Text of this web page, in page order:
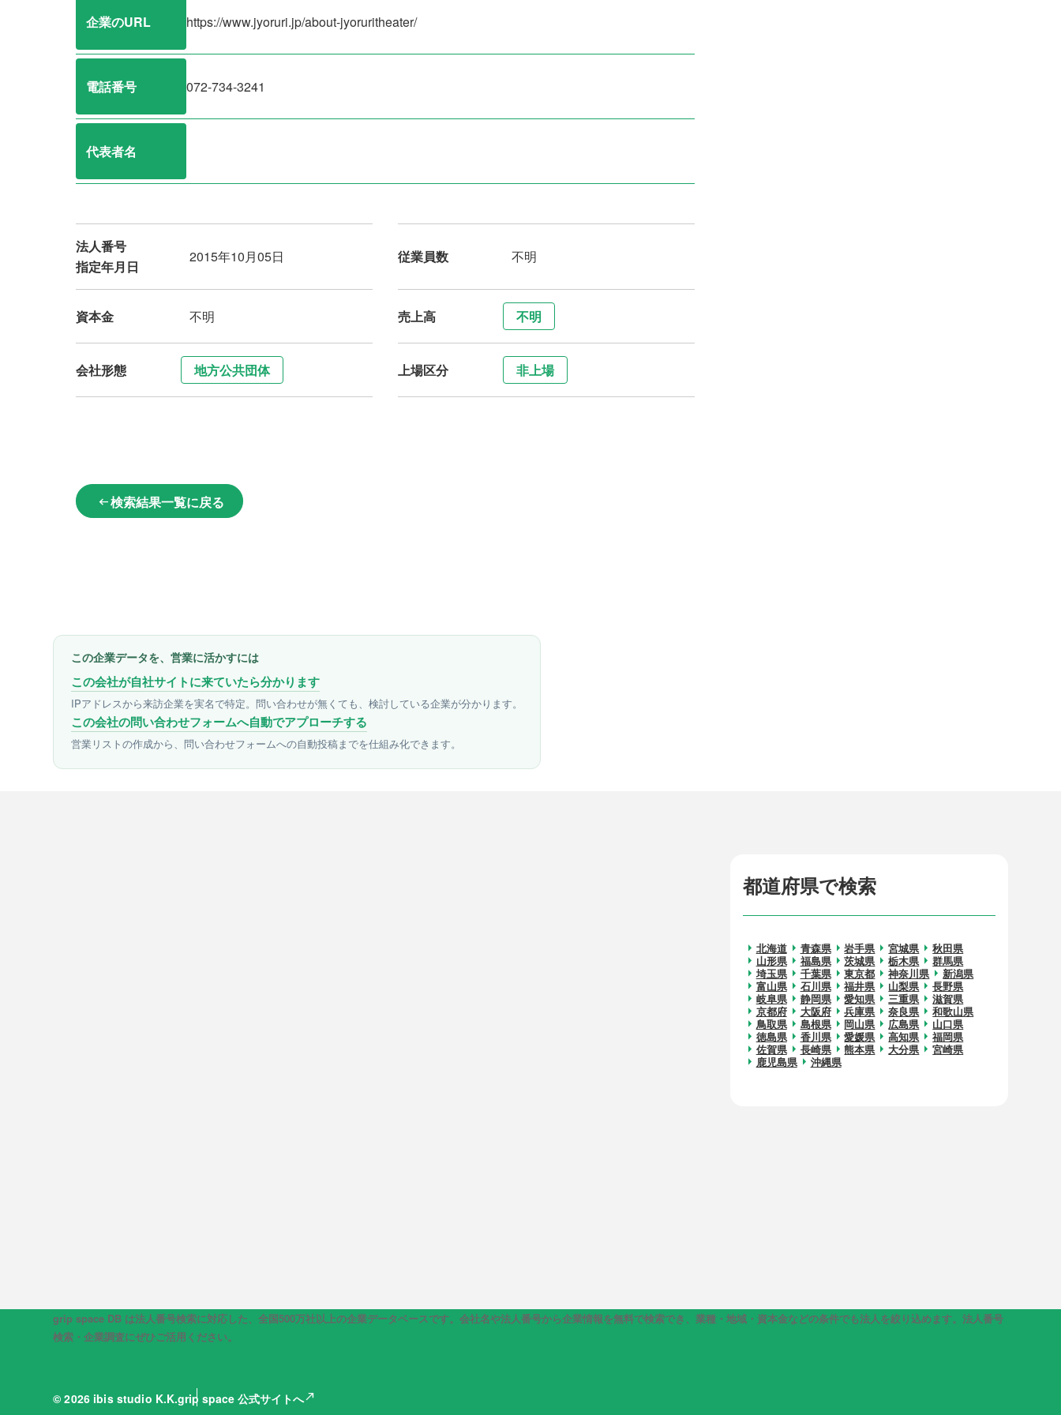
企業のURL https://www.jyoruri.jp/about-jyoruritheater/
電話番号 072-734-3241
代表者名
法人番号
指定年月日
2015年10月05日 従業員数 不明
資本金 不明 売上高 不明
会社形態 地方公共団体 上場区分 非上場
arrow_left_alt検索結果一覧に戻る
この企業データを、営業に活かすには
この会社が自社サイトに来ていたら分かります
IPアドレスから来訪企業を実名で特定。問い合わせが無くても、検討している企業が分かります。
この会社の問い合わせフォームへ自動でアプローチする
営業リストの作成から、問い合わせフォームへの自動投稿までを仕組み化できます。
都道府県で検索
北海道 青森県 岩手県 宮城県
秋田県
山形県
福島県 茨城県 栃木県
群馬県
埼玉県
千葉県 東京都 神奈川県
新潟県
富山県
石川県 福井県 山梨県
長野県
岐阜県
静岡県 愛知県 三重県
滋賀県
京都府
大阪府 兵庫県 奈良県
和歌山県
鳥取県
島根県 岡山県 広島県
山口県
徳島県
香川県 愛媛県 高知県
福岡県
佐賀県
長崎県 熊本県 大分県
宮崎県
鹿児島県
沖縄県
grip space DB は法人番号検索に対応した、全国500万社以上の企業データベースです。会社名や法人番号から企業情報を無料で検索でき、業種・地域・資本金などの条件でも法人を絞り込めます。法人番号
検索・企業調査にぜひご活用ください。
grip space 公式サイトへnorth_east
© 2026 ibis studio K.K.